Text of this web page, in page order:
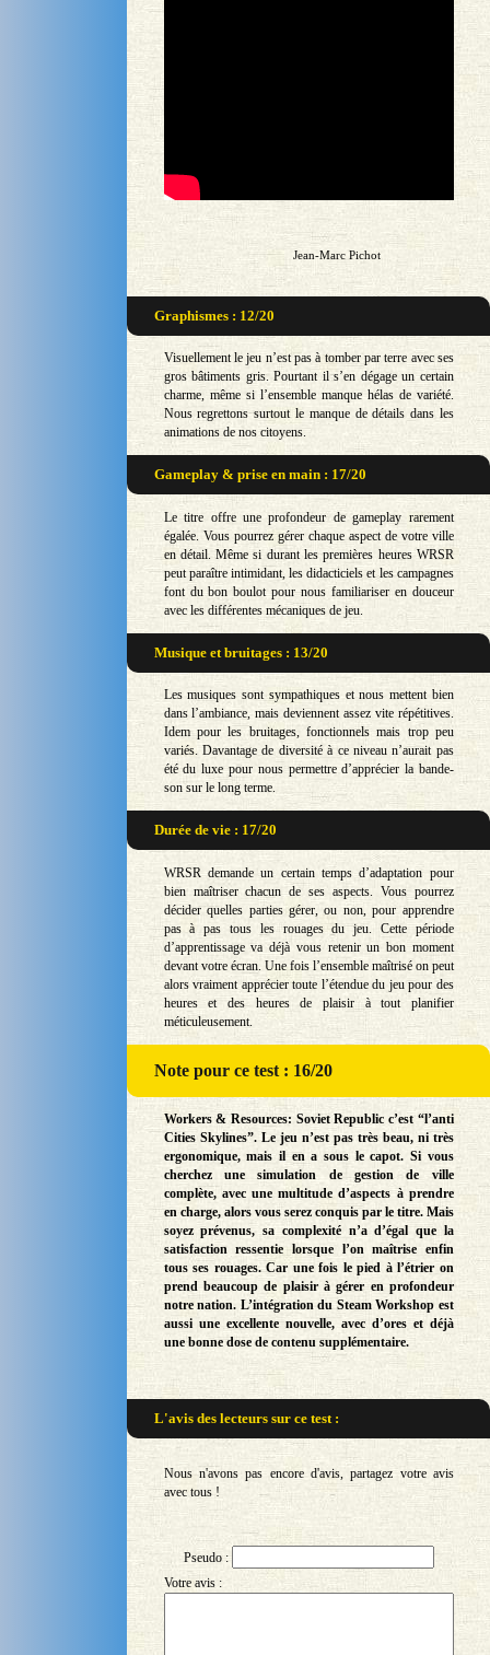
Jean-Marc Pichot
Graphismes : 12/20
Visuellement le jeu n’est pas à tomber par terre avec ses
gros bâtiments gris. Pourtant il s’en dégage un certain
charme, même si l’ensemble manque hélas de variété.
Nous regrettons surtout le manque de détails dans les
animations de nos citoyens.
Gameplay & prise en main : 17/20
Le titre offre une profondeur de gameplay rarement
égalée. Vous pourrez gérer chaque aspect de votre ville
en détail. Même si durant les premières heures WRSR
peut paraître intimidant, les didacticiels et les campagnes
font du bon boulot pour nous familiariser en douceur
avec les différentes mécaniques de jeu.
Musique et bruitages : 13/20
Les musiques sont sympathiques et nous mettent bien
dans l’ambiance, mais deviennent assez vite répétitives.
Idem pour les bruitages, fonctionnels mais trop peu
variés. Davantage de diversité à ce niveau n’aurait pas
été du luxe pour nous permettre d’apprécier la bande-
son sur le long terme.
Durée de vie : 17/20
WRSR demande un certain temps d’adaptation pour
bien maîtriser chacun de ses aspects. Vous pourrez
décider quelles parties gérer, ou non, pour apprendre
pas à pas tous les rouages du jeu. Cette période
d’apprentissage va déjà vous retenir un bon moment
devant votre écran. Une fois l’ensemble maîtrisé on peut
alors vraiment apprécier toute l’étendue du jeu pour des
heures et des heures de plaisir à tout planifier
méticuleusement.
Notepour ce test : 16/20
Workers & Resources: Soviet Republic c’est “l’anti
Cities Skylines”. Le jeu n’est pas très beau, ni très
ergonomique, mais il en a sous le capot. Si vous
cherchez une simulation de gestion de ville
complète, avec une multitude d’aspects à prendre
en charge, alors vous serez conquis par le titre. Mais
soyez prévenus, sa complexité n’a d’égal que la
satisfaction ressentie lorsque l’on maîtrise enfin
tous ses rouages. Car une fois le pied à l’étrier on
prend beaucoup de plaisir à gérer en profondeur
notre nation. L’intégration du Steam Workshop est
aussi une excellente nouvelle, avec d’ores et déjà
une bonne dose de contenu supplémentaire.
L'avis des lecteurs surce test :
Nous n'avons pas encore d'avis, partagez votre avis
avec tous !
Pseudo :
Votre avis :